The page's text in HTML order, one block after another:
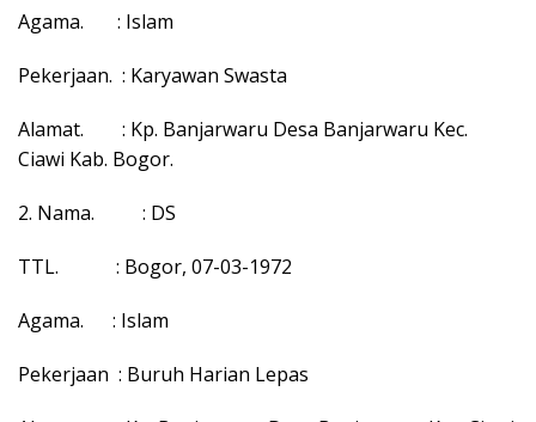
Agama. : Islam
Pekerjaan. : Karyawan Swasta
Alamat. : Kp. Banjarwaru Desa Banjarwaru Kec.
Ciawi Kab. Bogor.
2. Nama. : DS
TTL. : Bogor, 07-03-1972
Agama. : Islam
Pekerjaan : Buruh Harian Lepas